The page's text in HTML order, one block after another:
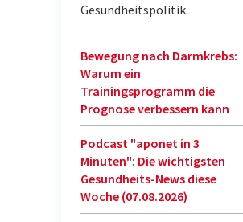
Gesundheitspolitik.
Bewegung nach Darmkrebs:
Warum ein
Trainingsprogramm die
Prognose verbessern kann
Podcast "aponet in 3
Minuten": Die wichtigsten
Gesundheits-News diese
Woche (07.08.2026)